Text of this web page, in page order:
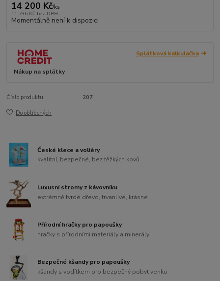
14 200 Kč/ks
11 736 Kč bez DPH
Momentálně není k dispozici
Splátková kalkulačka
Nákup na splátky
Číslo produktu: 207
Do oblíbených
České klece a voliéry
kvalitní, bezpečné, bez těžkých kovů
Luxusní stromy z kávovníku
extrémně tvrdé dřevo, trvanlivé, krásné
Přírodní hračky pro papoušky
hračky s přírodními materiály a minerály
Bezpečné kšandy pro papoušky
kšandy s vodítkem pro bezpečný pobyt venku